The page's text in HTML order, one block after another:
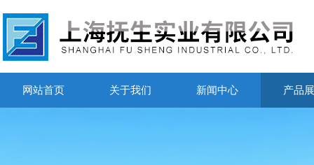
网站首页 关于我们 新闻中心 产品